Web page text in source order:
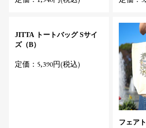
JITTA トートバッグ Sサイ
ズ（B）
定価：5,390円(税込)
フェア